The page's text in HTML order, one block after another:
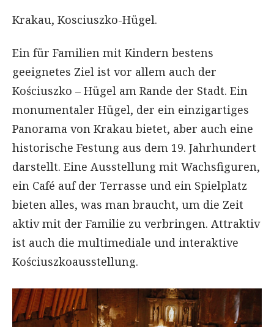
Krakau, Kosciuszko-Hügel.
Ein für Familien mit Kindern bestens
geeignetes Ziel ist vor allem auch der
Kościuszko – Hügel am Rande der Stadt. Ein
monumentaler Hügel, der ein einzigartiges
Panorama von Krakau bietet, aber auch eine
historische Festung aus dem 19. Jahrhundert
darstellt. Eine Ausstellung mit Wachsfiguren,
ein Café auf der Terrasse und ein Spielplatz
bieten alles, was man braucht, um die Zeit
aktiv mit der Familie zu verbringen. Attraktiv
ist auch die multimediale und interaktive
Kościuszkoausstellung.